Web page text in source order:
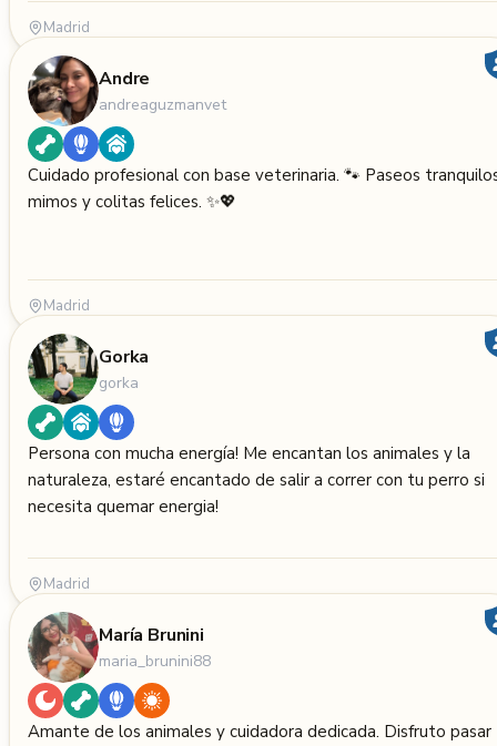
Madrid
Andre
andreaguzmanvet
Cuidado profesional con base veterinaria. 🐾 Paseos
mimos y colitas felices. ✨💖
Madrid
Gorka
gorka
Persona con mucha energía! Me encantan los animales y la
naturaleza, estaré encantado de salir a correr con tu perro si
necesita quemar energia!
Madrid
María Brunini
maria_brunini88
Amante de los animales y cuidadora dedicada. Disfruto pasar